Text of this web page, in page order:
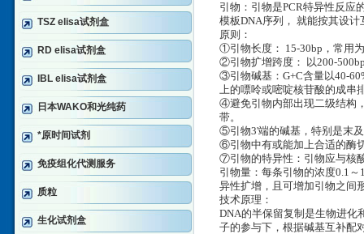
TSZ elisa试剂盒
RD elisa试剂盒
IBL elisa试剂盒
日本WAKO和光纯药
*原时间试剂
免疫组化代测服务
质粒
生化试剂盒
引物：引物是PCR特异性反应
模板DNA序列， 就能按其设
原则：
①引物长度： 15-30bp，常用
②引物扩增跨度： 以200-
③引物碱基：G+C含量以40-
上的嘌呤或嘧啶核苷酸的成串
④避免引物内部出现二级结构
带。
⑤引物3'端的碱基，特别是末
⑥引物中有或能加上合适的酶
⑦引物的特异性：引物应与核
引物量：每条引物的浓度0.1
异性扩增，且可增加引物之间
技术原理：
DNA的半保留复制是生物进化
子的参与下，根据碱基互补配